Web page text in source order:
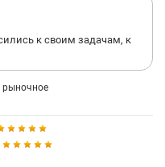
к своим задачам, к
рыночное